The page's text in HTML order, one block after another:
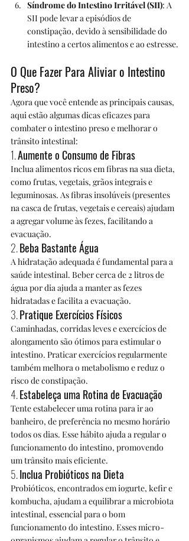
Síndrome do Intestino Irritável (SII): A
SII pode levar a episódios de
constipação, devido à sensibilidade do
intestino a certos alimentos e ao estresse.
O Que Fazer Para Aliviar o Intestino
Preso?
Agora que você entende as principais causas,
aqui estão algumas dicas eficazes para
combater o intestino preso e melhorar o
trânsito intestinal:
1. Aumente o Consumo de Fibras
Inclua alimentos ricos em fibras na sua dieta,
como frutas, vegetais, grãos integrais e
leguminosas. As fibras insolúveis (presentes
na casca de frutas, vegetais e cereais) ajudam
a agregar volume às fezes, facilitando a
evacuação.
2. Beba Bastante Água
A hidratação adequada é fundamental para a
saúde intestinal. Beber cerca de 2 litros de
água por dia ajuda a manter as fezes
hidratadas e facilita a evacuação.
3. Pratique Exercícios Físicos
Caminhadas, corridas leves e exercícios de
alongamento são ótimos para estimular o
intestino. Praticar exercícios regularmente
também melhora o metabolismo e reduz o
risco de constipação.
4. Estabeleça uma Rotina de Evacuação
Tente estabelecer uma rotina para ir ao
banheiro, de preferência no mesmo horário
todos os dias. Esse hábito ajuda a regular o
funcionamento do intestino, promovendo
um trânsito mais eficiente.
5. Inclua Probióticos na Dieta
Probióticos, encontrados em iogurte, kefir e
kombucha, ajudam a equilibrar a microbiota
intestinal, essencial para o bom
funcionamento do intestino. Esses micro-